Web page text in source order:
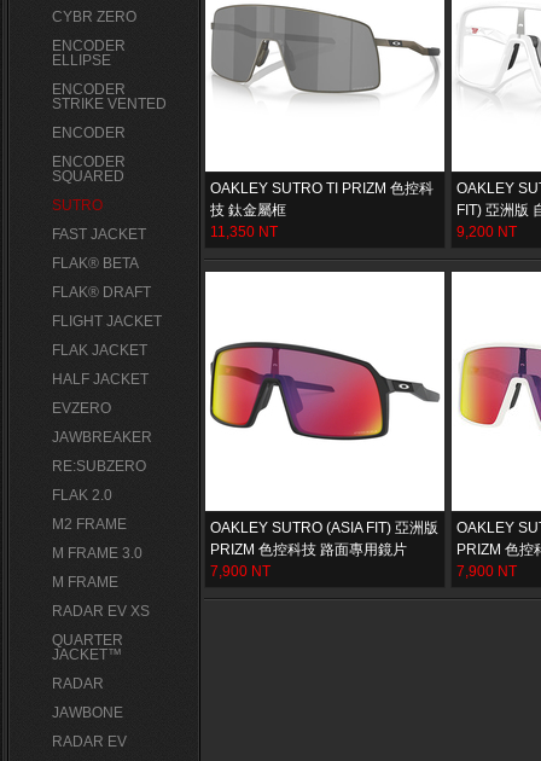
CYBR ZERO
ENCODER
ELLIPSE
ENCODER
STRIKE VENTED
ENCODER
ENCODER
SQUARED
SUTRO
FAST JACKET
FLAK® BETA
FLAK® DRAFT
FLIGHT JACKET
FLAK JACKET
HALF JACKET
EVZERO
JAWBREAKER
RE:SUBZERO
FLAK 2.0
M2 FRAME
M FRAME 3.0
M FRAME
RADAR EV XS
QUARTER
JACKET™
RADAR
JAWBONE
RADAR EV
OAKLEY SUTRO TI PRIZM 色控科
技 鈦金屬框
11,350 NT
OAKLEY
FIT) 亞洲版
9,200 NT
OAKLEY SUTRO (ASIA FIT) 亞洲版
PRIZM 色控科技 路面專用鏡片
7,900 NT
OAKLEY
PRIZM 色控
7,900 NT